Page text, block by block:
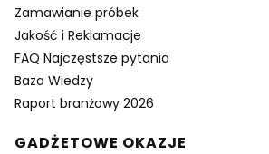
Zamawianie próbek
Jakość i Reklamacje
FAQ Najczęstsze pytania
Baza Wiedzy
Raport branżowy 2026
GADŻETOWE OKAZJE